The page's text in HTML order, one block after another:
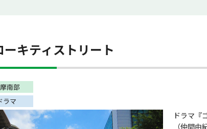
ーキティストリート
南部
ラマ
ドラマ『
（仲間